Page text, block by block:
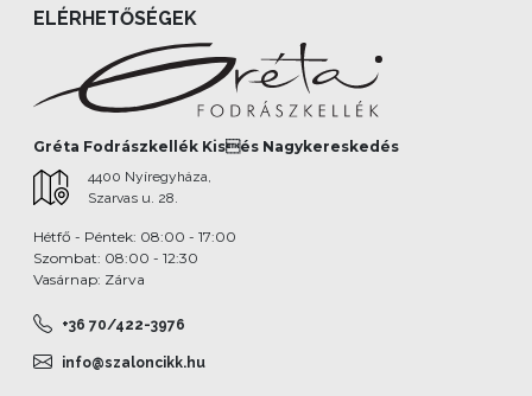
ELÉRHETŐSÉGEK
Gréta Fodrászkellék Kisés Nagykereskedés
4400 Nyíregyháza,
Szarvas u. 28.
Hétfő - Péntek: 08:00 - 17:00
Szombat: 08:00 - 12:30
Vasárnap: Zárva
+36 70/422-3976
info@szaloncikk.hu